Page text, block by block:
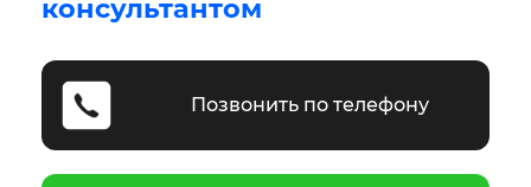
консультантом
Позвонить по телефону